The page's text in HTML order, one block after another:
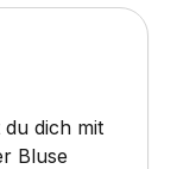
dich mit
Bluse